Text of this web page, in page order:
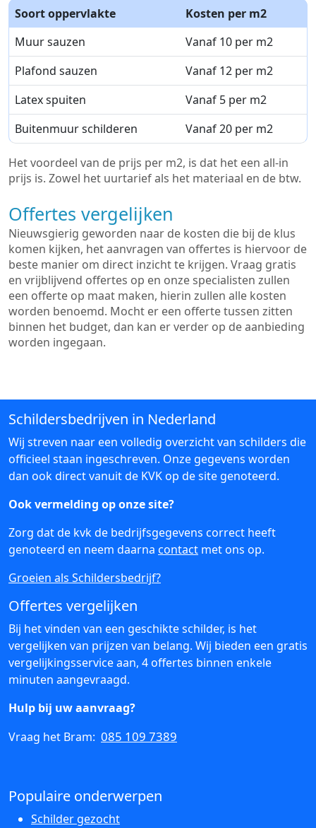
Soort oppervlakte
Kosten per m2
Muur sauzen
Vanaf 10 per m2
Plafond sauzen
Vanaf 12 per m2
Latex spuiten
Vanaf 5 per m2
Buitenmuur schilderen
Vanaf 20 per m2
Het voordeel van de prijs per m2, is dat het een all-in
prijs is. Zowel het uurtarief als het materiaal en de btw.
Offertes vergelijken
Nieuwsgierig geworden naar de kosten die bij de klus
komen kijken, het aanvragen van offertes is hiervoor de
beste manier om direct inzicht te krijgen. Vraag gratis
en vrijblijvend offertes op en onze specialisten zullen
een offerte op maat maken, hierin zullen alle kosten
worden benoemd. Mocht er een offerte tussen zitten
binnen het budget, dan kan er verder op de aanbieding
worden ingegaan.
Schildersbedrijven in Nederland
Wij streven naar een volledig overzicht van schilders die
officieel staan ingeschreven. Onze gegevens worden
dan ook direct vanuit de KVK op de site genoteerd.
Ook vermelding op onze site?
Zorg dat de kvk de bedrijfsgegevens correct heeft
genoteerd en neem daarna contact met ons op.
Groeien als Schildersbedrijf?
Offertes vergelijken
Bij het vinden van een geschikte schilder, is het
vergelijken van prijzen van belang. Wij bieden een gratis
vergelijkingsservice aan, 4 offertes binnen enkele
minuten aangevraagd.
Hulp bij uw aanvraag?
Vraag het Bram: 085 109 7389
Populaire onderwerpen
Schilder gezocht